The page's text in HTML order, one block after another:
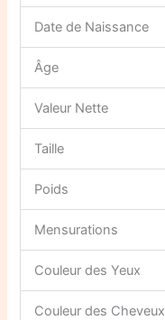
Date de Naissance
Âge
Valeur Nette
Taille
Poids
Mensurations
Couleur des Yeux
Couleur des Cheveux